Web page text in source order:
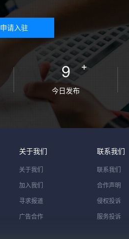
申请入驻
9 +
今日发布
关于我们
关于我们
加入我们
寻求报道
广告合作
联系我们
联系我们
合作声明
侵权投诉
服务投诉